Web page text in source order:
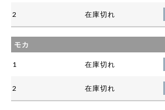
2 在庫切れ
モカ
1 在庫切れ
2 在庫切れ